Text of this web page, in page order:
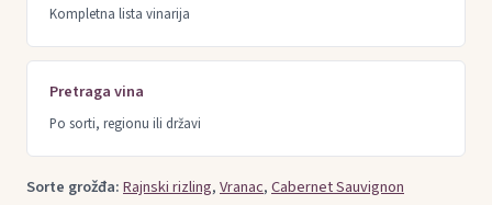
Kompletna lista vinarija
Pretraga vina
Po sorti, regionu ili državi
Sorte grožđa:Rajnski rizling,Vranac,Cabernet Sauvignon